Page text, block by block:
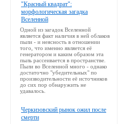
"Красный квадрат":
морфологическая загадка
Вселенной
Одной из загадок Вселенной
является факт наличия в ней облаков
пыли - и неясность в отношении
того, что именно является её
генератором и каким образом эта
пыль рассеивается в пространстве.
Пыли во Вселенной много - однако
достаточно "убедительных" по
производительности её источников
до сих пор обнаружить не
удавалось.
Черкизовский рынок ожил после
смерти